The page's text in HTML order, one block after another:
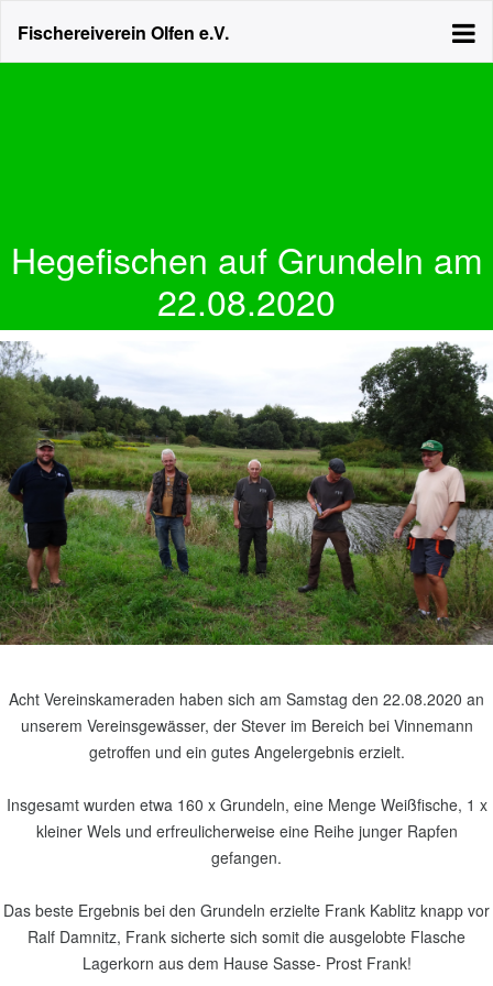
Fischereiverein Olfen e.V.
Hegefischen auf Grundeln am
22.08.2020
Acht Vereinskameraden haben sich am Samstag den 22.08.2020 an
unserem Vereinsgewässer, der Stever im Bereich bei Vinnemann
getroffen und ein gutes Angelergebnis erzielt.
Insgesamt wurden etwa 160 x Grundeln, eine Menge Weißfische, 1 x
kleiner Wels und erfreulicherweise eine Reihe junger Rapfen
gefangen.
Das beste Ergebnis bei den Grundeln erzielte Frank Kablitz knapp vor
Ralf Damnitz, Frank sicherte sich somit die ausgelobte Flasche
Lagerkorn aus dem Hause Sasse- Prost Frank!